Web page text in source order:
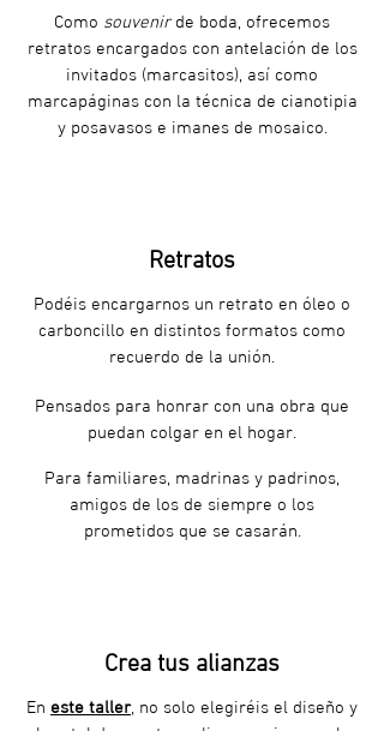
Como souvenirde boda, ofrecemos
retratos encargados con antelación de los
invitados (marcasitos), así como
marcapáginas con la técnica de cianotipia
y posavasos e imanes de mosaico.
Retratos
Podéis encargarnos un retrato en óleo o
carboncillo en distintos formatos como
recuerdo de la unión.
Pensados para honrar con una obra que
puedan colgar en el hogar.
Para familiares, madrinas y padrinos,
amigos de los de siempre o los
prometidos que se casarán.
Crea tus alianzas
En este taller, no solo elegiréis el diseño y